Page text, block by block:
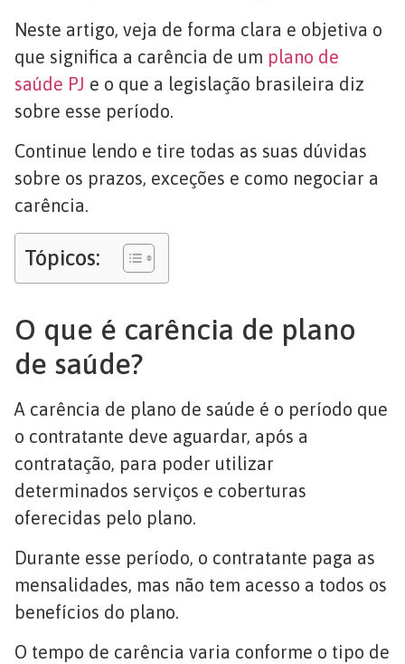
Neste artigo, veja de forma clara e objetiva o
que significa a carência de um plano de
saúde PJ e o que a legislação brasileira diz
sobre esse período.
Continue lendo e tire todas as suas dúvidas
sobre os prazos, exceções e como negociar a
carência.
Tópicos:
O que é carência de plano
de saúde?
A carência de plano de saúde é o período que
o contratante deve aguardar, após a
contratação, para poder utilizar
determinados serviços e coberturas
oferecidas pelo plano.
Durante esse período, o contratante paga as
mensalidades, mas não tem acesso a todos os
benefícios do plano.
O tempo de carência varia conforme o tipo de